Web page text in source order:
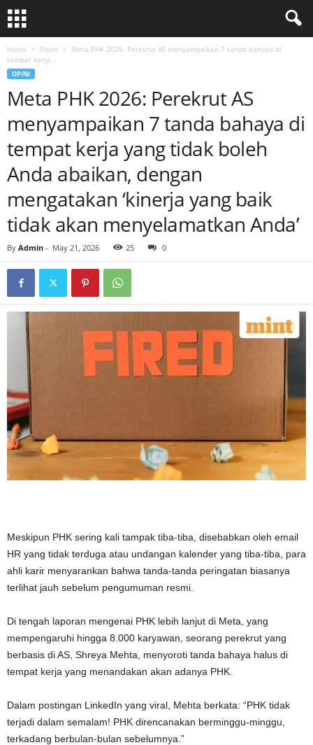
Home Opini
Meta PHK 2026: Perekrut AS menyampaikan 7 tanda bahaya di
tempat kerja...
OPINI
Meta PHK 2026: Perekrut AS
menyampaikan 7 tanda bahaya di
tempat kerja yang tidak boleh
Anda abaikan, dengan
mengatakan ‘kinerja yang baik
tidak akan menyelamatkan Anda’
By Admin - May 21, 2026 25 0
Meskipun PHK sering kali tampak tiba-tiba, disebabkan oleh email
HR yang tidak terduga atau undangan kalender yang tiba-tiba, para
ahli karir menyarankan bahwa tanda-tanda peringatan biasanya
terlihat jauh sebelum pengumuman resmi.
Di tengah laporan mengenai PHK lebih lanjut di Meta, yang
mempengaruhi hingga 8.000 karyawan, seorang perekrut yang
berbasis di AS, Shreya Mehta, menyoroti tanda bahaya halus di
tempat kerja yang menandakan akan adanya PHK.
Dalam postingan LinkedIn yang viral, Mehta berkata: “PHK tidak
terjadi dalam semalam! PHK direncanakan berminggu-minggu,
terkadang berbulan-bulan sebelumnya.”